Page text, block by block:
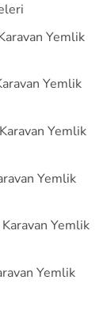
Yemlik
Yemlik
Yemlik
Yemlik
Yemlik
Yemlik